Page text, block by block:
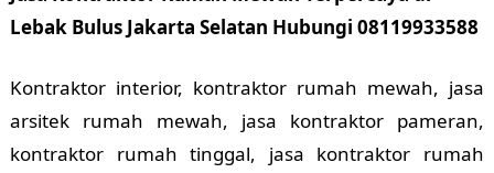
Lebak Bulus Jakarta Selatan Hubungi 08119933588
Kontraktor interior, kontraktor rumah mewah, jasa
arsitek rumah mewah, jasa kontraktor pameran,
kontraktor rumah tinggal, jasa kontraktor rumah